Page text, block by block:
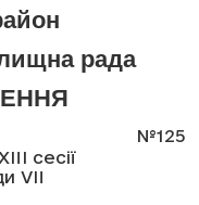
рада
№125
сесії
VII